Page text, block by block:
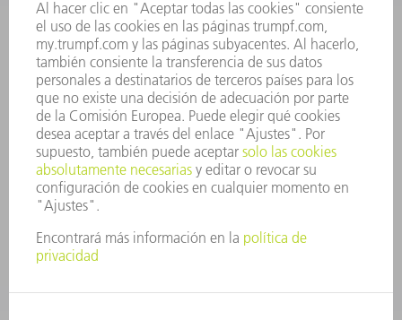
INFORME ANUAL
PRINCIPIOS CORPORATIVOS
CUMPLIMIENTO
SISTEMA DE INFORMADORES
SEGURIDAD
COMUNICADOS DE PRENSA
REVISTAS
SOSTENIBILIDAD
MEDIO AMBIENTE Y CLIMA
SOCIEDAD Y EMPRESA
GESTIÓN EMPRESARIAL